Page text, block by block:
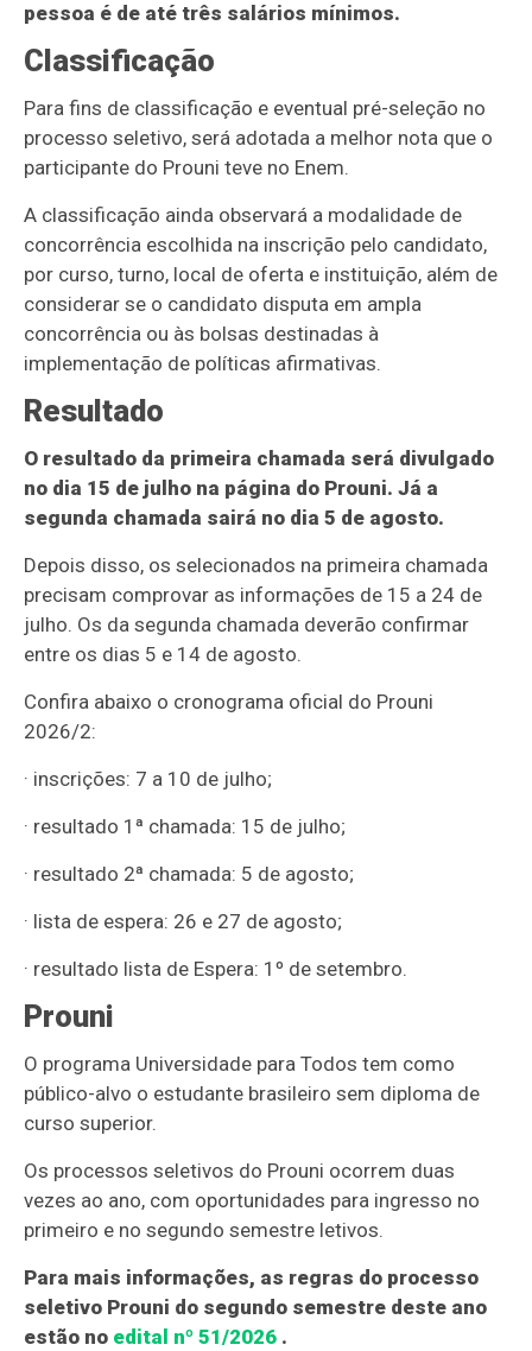
pessoa é de até três salários mínimos.
Classificação
Para fins de classificação e eventual pré-seleção no
processo seletivo, será adotada a melhor nota que o
participante do Prouni teve no Enem.
A classificação ainda observará a modalidade de
concorrência escolhida na inscrição pelo candidato,
por curso, turno, local de oferta e instituição, além de
considerar se o candidato disputa em ampla
concorrência ou às bolsas destinadas à
implementação de políticas afirmativas.
Resultado
O resultado da primeira chamada será divulgado
no dia 15 de julho na página do Prouni. Já a
segunda chamada sairá no dia 5 de agosto.
Depois disso, os selecionados na primeira chamada
precisam comprovar as informações de 15 a 24 de
julho. Os da segunda chamada deverão confirmar
entre os dias 5 e 14 de agosto.
Confira abaixo o cronograma oficial do Prouni
2026/2:
· inscrições: 7 a 10 de julho;
· resultado 1ª chamada: 15 de julho;
· resultado 2ª chamada: 5 de agosto;
· lista de espera: 26 e 27 de agosto;
· resultado lista de Espera: 1º de setembro.
Prouni
O programa Universidade para Todos tem como
público-alvo o estudante brasileiro sem diploma de
curso superior.
Os processos seletivos do Prouni ocorrem duas
vezes ao ano, com oportunidades para ingresso no
primeiro e no segundo semestre letivos.
Para mais informações, as regras do processo
seletivo Prouni do segundo semestre deste ano
estão no edital nº 51/2026 .